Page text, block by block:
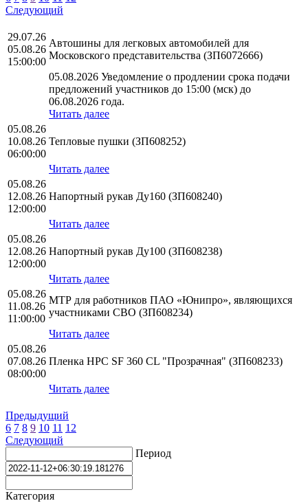
Следующий
29.07.26
05.08.26
15:00:00
Автошины для легковых автомобилей для
Московского представительства (ЗП6072666)
05.08.2026 Уведомление о продлении срока подачи
предложений участников до 15:00 (мск) до
06.08.2026 года.
Читать далее
05.08.26
10.08.26
06:00:00
Тепловые пушки (ЗП608252)
Читать далее
05.08.26
12.08.26
12:00:00
Напортный рукав Ду160 (ЗП608240)
Читать далее
05.08.26
12.08.26
12:00:00
Напортный рукав Ду100 (ЗП608238)
Читать далее
05.08.26
11.08.26
11:00:00
МТР для работников ПАО «Юнипро», являющихся
участниками СВО (ЗП608234)
Читать далее
05.08.26
07.08.26
08:00:00
Пленка HPС SF 360 CL "Прозрачная" (ЗП608233)
Читать далее
Предыдущий
6 7 8 9 10 11 12
Следующий
Период
Категория